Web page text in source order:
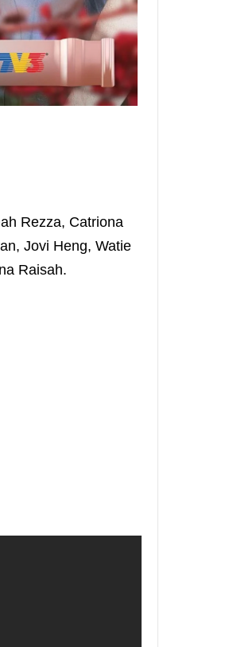
Rezza, Catriona
Jovi Heng, Watie
Raisah.